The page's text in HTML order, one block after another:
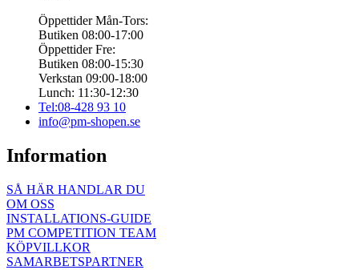
Öppettider Mån-Tors:
Butiken 08:00-17:00
Öppettider Fre:
Butiken 08:00-15:30
Verkstan 09:00-18:00
Lunch: 11:30-12:30
Tel:08-428 93 10
info@pm-shopen.se
Information
SÅ HÄR HANDLAR DU
OM OSS
INSTALLATIONS-GUIDE
PM COMPETITION TEAM
KÖPVILLKOR
SAMARBETSPARTNER